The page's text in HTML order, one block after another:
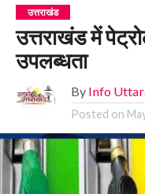
उत्तराखंड
उत्तराखंड में
उपलब्धता
By Info
Posted on